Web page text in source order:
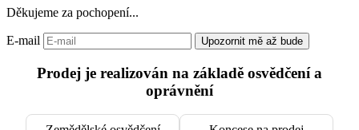
Děkujeme za pochopení...
E-mail Upozornit mě až bude
Prodej je realizován na základě osvědčení a
oprávnění